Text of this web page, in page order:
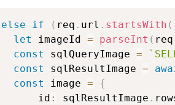
else if ( req . url . startsWith (
let
imageId = parseInt ( req
const
sqlQueryImage = `
const
sqlResultImage =
const
image =
{
      id
: sqlResultImage .